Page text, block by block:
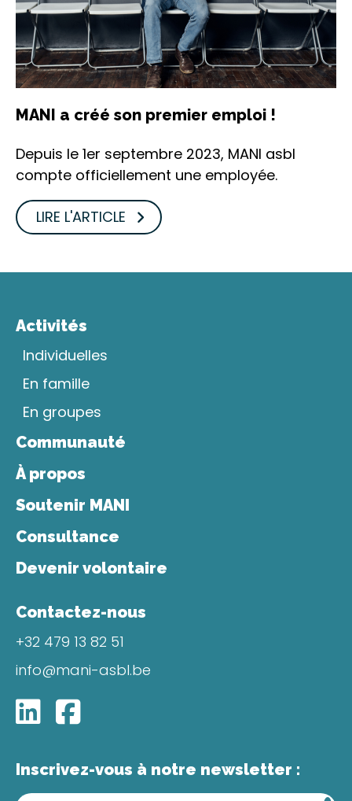
MANI a créé son premier emploi !
Depuis le 1er septembre 2023, MANI asbl
compte officiellement une employée.
LIRE L'ARTICLE
Activités
Individuelles
En famille
En groupes
Communauté
À propos
Soutenir MANI
Consultance
Devenir volontaire
Contactez-nous
+32 479 13 82 51
info@mani-asbl.be
LinkedIn
Facebook
Inscrivez-vous à notre newsletter :